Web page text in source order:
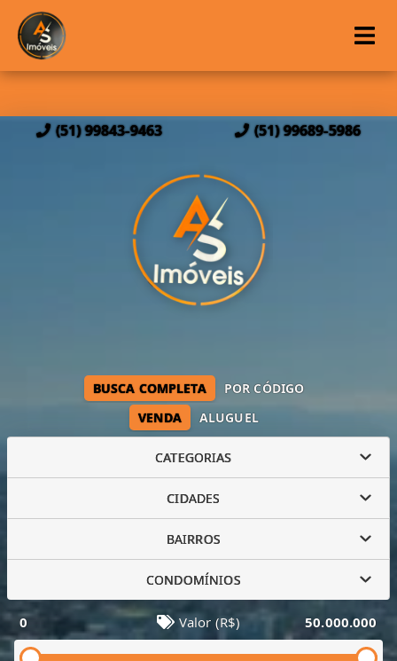
(51) 99843-9463 (51) 99689-5986
VENDA ALUGUEL
BUSCA COMPLETA POR CÓDIGO
CATEGORIAS
CIDADES
BAIRROS
CONDOMÍNIOS
0 Valor (R$) 50.000.000